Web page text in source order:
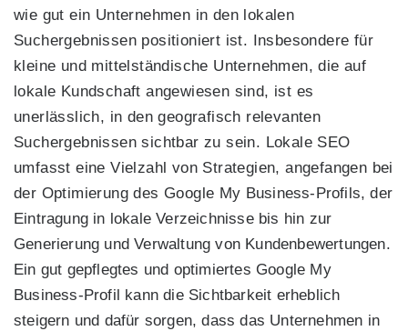
wie gut ein Unternehmen in den lokalen
Suchergebnissen positioniert ist. Insbesondere für
kleine und mittelständische Unternehmen, die auf
lokale Kundschaft angewiesen sind, ist es
unerlässlich, in den geografisch relevanten
Suchergebnissen sichtbar zu sein. Lokale SEO
umfasst eine Vielzahl von Strategien, angefangen bei
der Optimierung des Google My Business-Profils, der
Eintragung in lokale Verzeichnisse bis hin zur
Generierung und Verwaltung von Kundenbewertungen.
Ein gut gepflegtes und optimiertes Google My
Business-Profil kann die Sichtbarkeit erheblich
steigern und dafür sorgen, dass das Unternehmen in